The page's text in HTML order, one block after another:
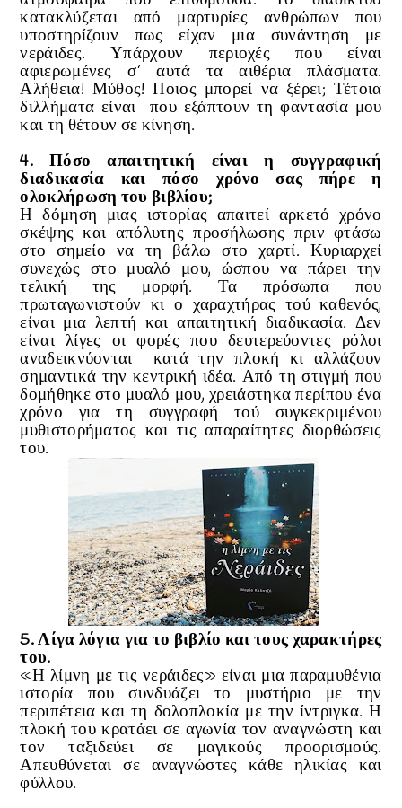
κατακλύζεται από μαρτυρίες ανθρώπων που
υποστηρίζουν πως είχαν μια συνάντηση με
νεράιδες. Υπάρχουν περιοχές που είναι
αφιερωμένες σ’ αυτά τα αιθέρια πλάσματα.
Αλήθεια! Μύθος! Ποιος μπορεί να ξέρει; Τέτοια
διλλήματα είναι που εξάπτουν τη φαντασία μου
και τη θέτουν σε κίνηση.
4. Πόσο απαιτητική είναι η συγγραφική
διαδικασία και πόσο χρόνο σας πήρε η
ολοκλήρωση του βιβλίου;
Η δόμηση μιας ιστορίας απαιτεί αρκετό χρόνο
σκέψης και απόλυτης προσήλωσης πριν φτάσω
στο σημείο να τη βάλω στο χαρτί. Κυριαρχεί
συνεχώς στο μυαλό μου, ώσπου να πάρει την
τελική της μορφή. Τα πρόσωπα που
πρωταγωνιστούν κι ο χαραχτήρας τού καθενός,
είναι μια λεπτή και απαιτητική διαδικασία. Δεν
είναι λίγες οι φορές που δευτερεύοντες ρόλοι
αναδεικνύονται κατά την πλοκή κι αλλάζουν
σημαντικά την κεντρική ιδέα. Από τη στιγμή που
δομήθηκε στο μυαλό μου, χρειάστηκα περίπου ένα
χρόνο για τη συγγραφή τού συγκεκριμένου
μυθιστορήματος και τις απαραίτητες διορθώσεις
του.
5. Λίγα λόγια για το βιβλίο και τους χαρακτήρες
του.
«Η λίμνη με τις νεράιδες» είναι μια παραμυθένια
ιστορία που συνδυάζει το μυστήριο με την
περιπέτεια και τη δολοπλοκία με την ίντριγκα. Η
πλοκή του κρατάει σε αγωνία τον αναγνώστη και
τον ταξιδεύει σε μαγικούς προορισμούς.
Απευθύνεται σε αναγνώστες κάθε ηλικίας και
φύλλου.